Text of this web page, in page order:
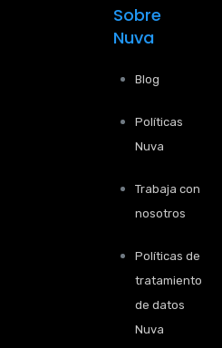
Sobre
Nuva
Blog
Políticas
Nuva
Trabaja con
nosotros
Políticas de
tratamiento
de datos
Nuva